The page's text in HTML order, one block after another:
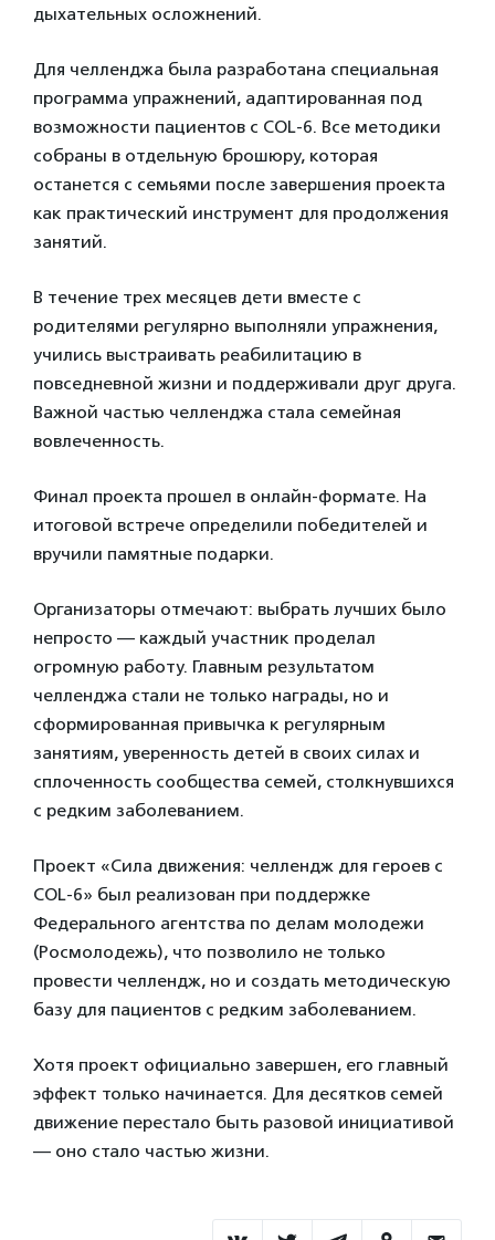
дыхательных осложнений.
Для челленджа была разработана специальная
программа упражнений, адаптированная под
возможности пациентов с COL-6. Все методики
собраны в отдельную брошюру, которая
останется с семьями после завершения проекта
как практический инструмент для продолжения
занятий.
В течение трех месяцев дети вместе с
родителями регулярно выполняли упражнения,
учились выстраивать реабилитацию в
повседневной жизни и поддерживали друг друга.
Важной частью челленджа стала семейная
вовлеченность.
Финал проекта прошел в онлайн-формате. На
итоговой встрече определили победителей и
вручили памятные подарки.
Организаторы отмечают: выбрать лучших было
непросто — каждый участник проделал
огромную работу. Главным результатом
челленджа стали не только награды, но и
сформированная привычка к регулярным
занятиям, уверенность детей в своих силах и
сплоченность сообщества семей, столкнувшихся
с редким заболеванием.
Проект «Сила движения: челлендж для героев с
COL-6» был реализован при поддержке
Федерального агентства по делам молодежи
(Росмолодежь), что позволило не только
провести челлендж, но и создать методическую
базу для пациентов с редким заболеванием.
Хотя проект официально завершен, его главный
эффект только начинается. Для десятков семей
движение перестало быть разовой инициативой
— оно стало частью жизни.